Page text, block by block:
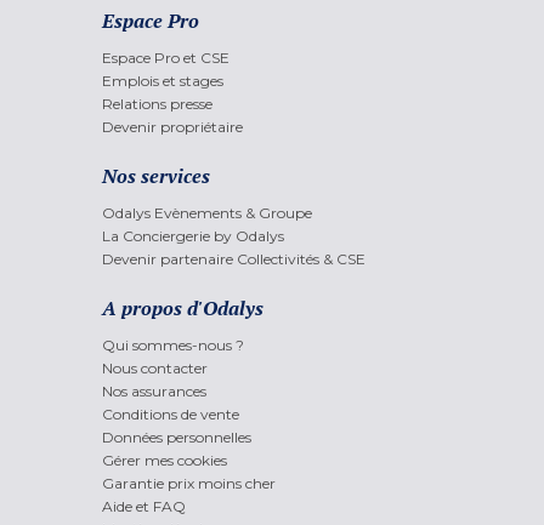
Espace Pro
Espace Pro et CSE
Emplois et stages
Relations presse
Devenir propriétaire
Nos services
Odalys Evènements & Groupe
La Conciergerie by Odalys
Devenir partenaire Collectivités & CSE
A propos d'Odalys
Qui sommes-nous ?
Nous contacter
Nos assurances
Conditions de vente
Données personnelles
Gérer mes cookies
Garantie prix moins cher
Aide et FAQ